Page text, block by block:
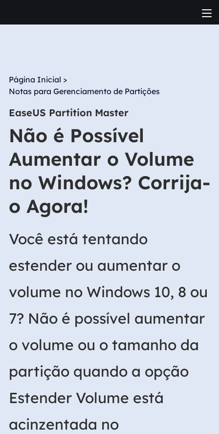
Página Inicial >
Notas para Gerenciamento de Partições
EaseUS Partition Master
Não é Possível
Aumentar o Volume
no Windows? Corrija-
o Agora!
Você está tentando
estender ou aumentar o
volume no Windows 10, 8 ou
7? Não é possível aumentar
o volume ou o tamanho da
partição quando a opção
Estender Volume está
acinzentada no